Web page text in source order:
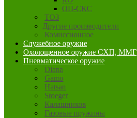
ОП-СКС
ТОЗ
Другие производители
Комиссионное
Служебное оружие
Охолощенное оружие СХП, ММГ
Пневматическое оружие
Diana
Gamo
Hatsan
Stoeger
Калашников
Газовые пружины